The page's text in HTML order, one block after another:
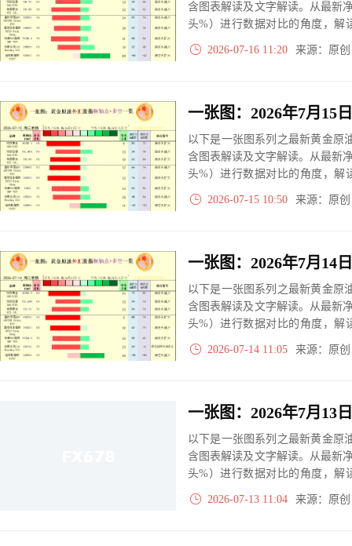
含图表解读及文字解读。从最新
头%）进行数据对比的角度，解
大、净多头减小、净空头无变
实际数据对比结果对应展示其中
2026-07-16 11:20 来源：原
以下是一张图系列之最新黄金原
含图表解读及文字解读。从最新
头%）进行数据对比的角度，解
大、净多头减小、净空头无变
实际数据对比结果对应展示其中
2026-07-15 10:50 来源：原
以下是一张图系列之最新黄金原
含图表解读及文字解读。从最新
头%）进行数据对比的角度，解
大、净多头减小、净空头无变
实际数据对比结果对应展示其中
2026-07-14 11:05 来源：原
以下是一张图系列之最新黄金原
含图表解读及文字解读。从最新
头%）进行数据对比的角度，解
大、净多头减小、净空头无变
实际数据对比结果对应展示其中
2026-07-13 11:04 来源：原